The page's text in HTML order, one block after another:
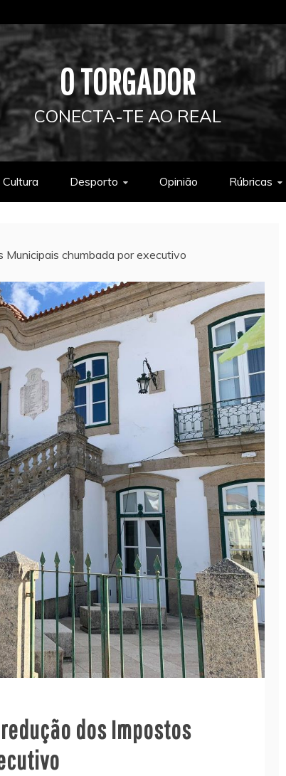
O TORGADOR
CONECTA-TE AO REAL
Cultura Desporto Opinião Rúbricas
chumbada por executivo
dos Impostos